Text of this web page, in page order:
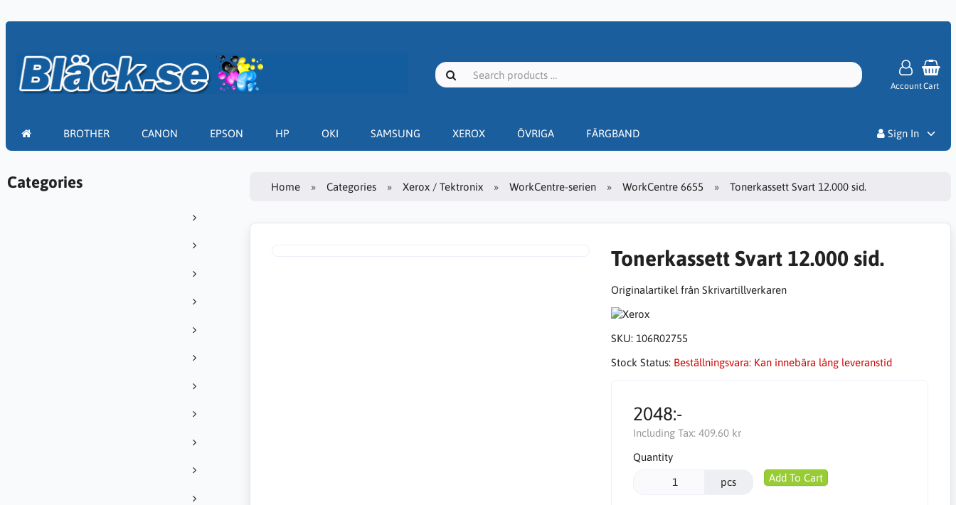
AccountCart
BROTHER CANON EPSON HP OKI SAMSUNG XEROX ÖVRIGA FÄRGBAND
Sign In
Categories Home Categories Xerox / Tektronix WorkCentre-serien WorkCentre 6655 Tonerkassett Svart 12.000 sid.
Tonerkassett Svart 12.000 sid.
Originalartikel från Skrivartillverkaren
SKU: 106R02755
Stock Status: Beställningsvara: Kan innebära lång leveranstid
2048:-
Including Tax: 409.60 kr
Quantity
pcs Add To Cart